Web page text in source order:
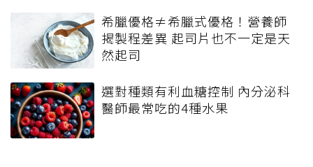
希臘優格≠希臘式優格！營養師
揭製程差異 起司片也不一定是天
然起司
選對種類有利血糖控制 內分泌科
醫師最常吃的4種水果